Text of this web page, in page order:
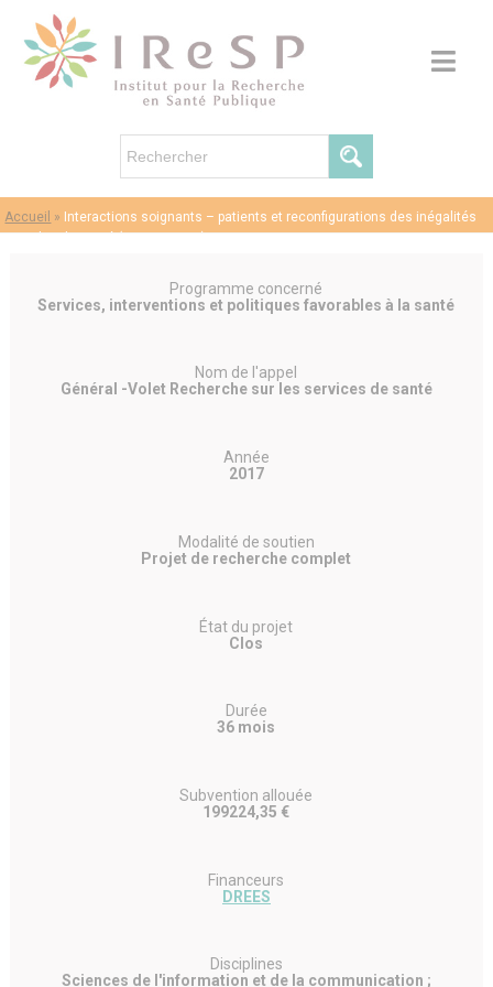
Accueil » Interactions soignants – patients et reconfigurations des inégalités
sociales de santé (Projet ISP-ISS)
Programme concerné
Services, interventions et politiques favorables à la santé
Nom de l'appel
Général -Volet Recherche sur les services de santé
Année
2017
Modalité de soutien
Projet de recherche complet
État du projet
Clos
Durée
36 mois
Subvention allouée
199224,35 €
Financeurs
DREES
Disciplines
Sciences de l'information et de la communication ;